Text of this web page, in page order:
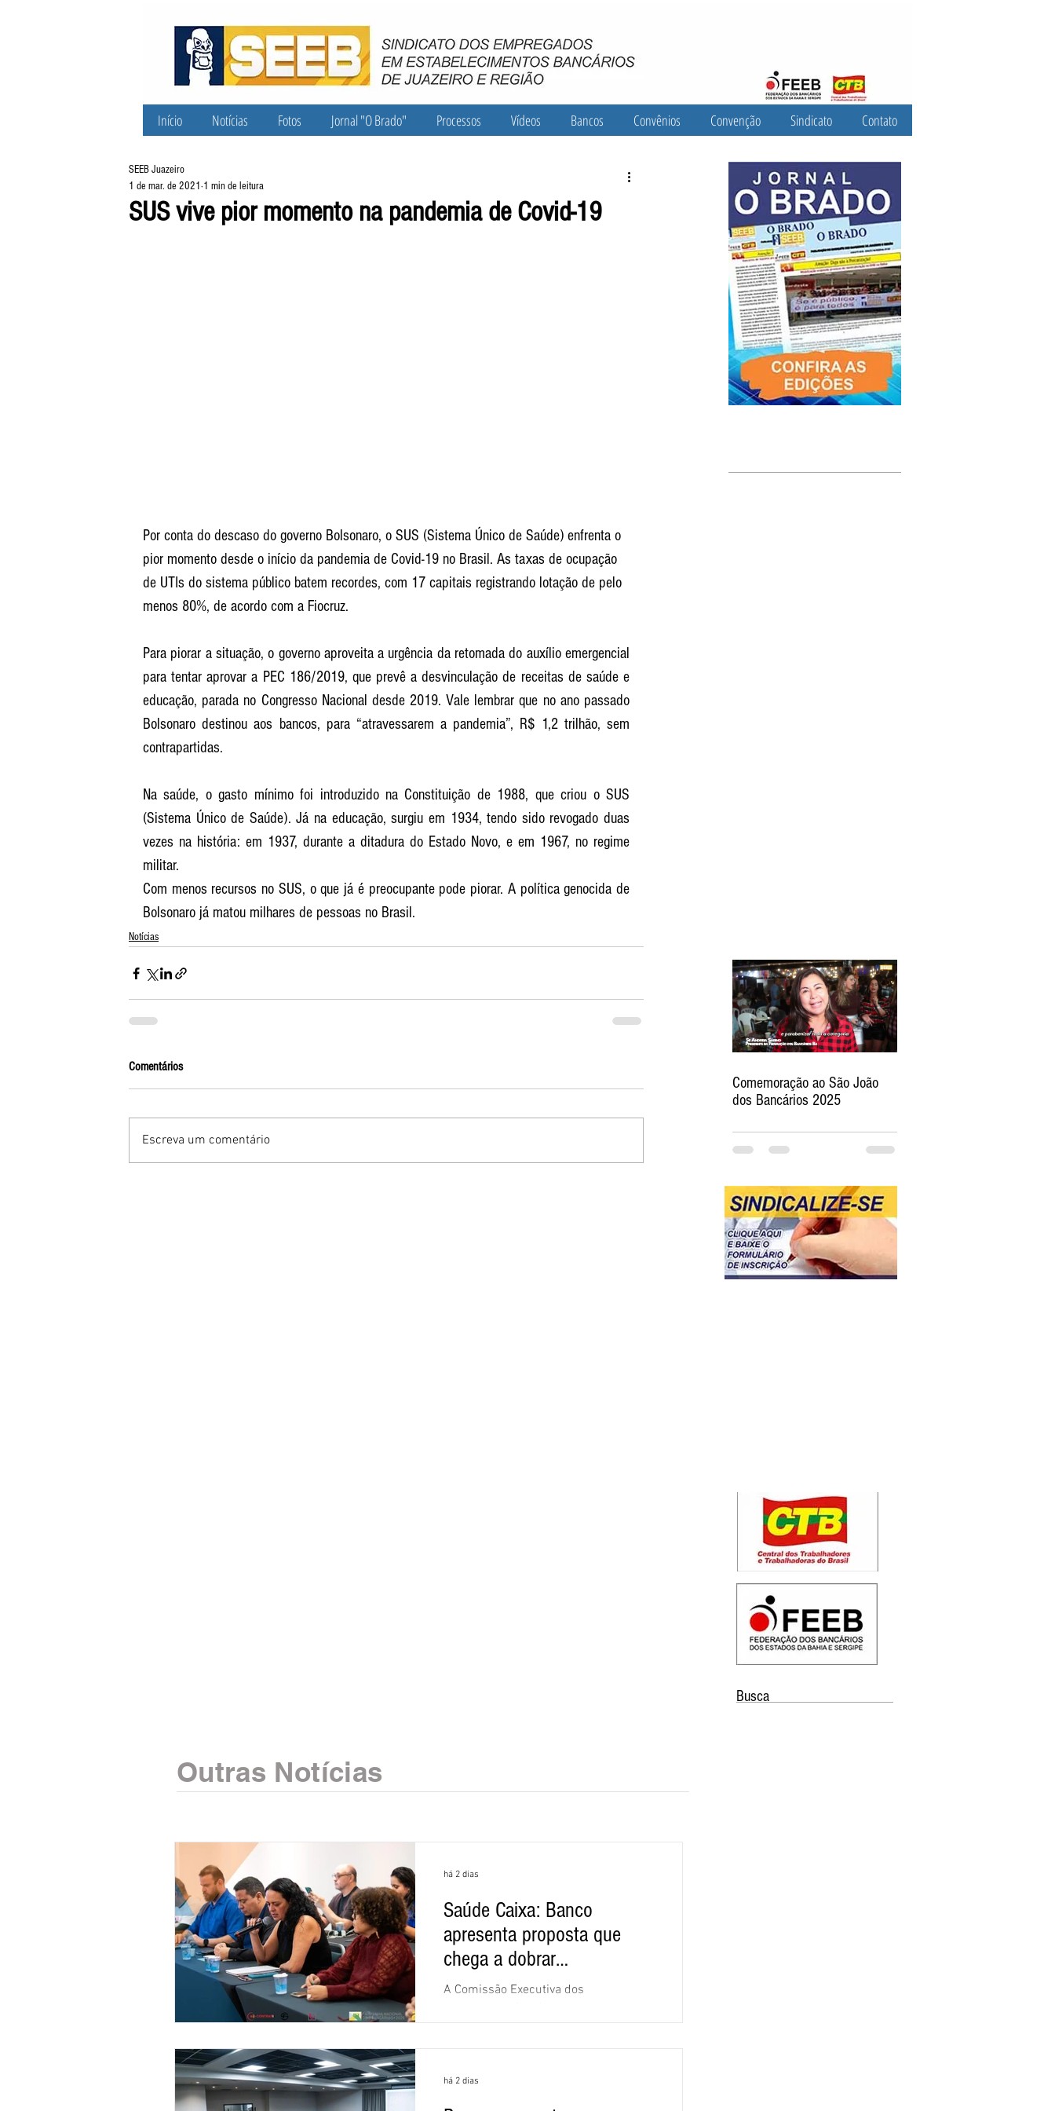
Início Notícias Fotos Jornal "O Brado" Processos Vídeos Bancos Convênios Convenção Sindicato Contato
SUS vive pior momento na pandemia de Covid-19
SEEB Juazeiro
1 de mar. de 2021 1 min de leitura
Por conta do descaso do governo Bolsonaro, o SUS (Sistema Único de Saúde) enfrenta o
pior momento desde o início da pandemia de Covid-19 no Brasil. As taxas de ocupação
de UTIs do sistema público batem recordes, com 17 capitais registrando lotação de pelo
menos 80%, de acordo com a Fiocruz.
Para piorar a situação, o governo aproveita a urgência da retomada do auxílio emergencial
para tentar aprovar a PEC 186/2019, que prevê a desvinculação de receitas de saúde e
educação, parada no Congresso Nacional desde 2019. Vale lembrar que no ano passado
Bolsonaro destinou aos bancos, para “atravessarem a pandemia”, R$ 1,2 trilhão, sem
contrapartidas.
Na saúde, o gasto mínimo foi introduzido na Constituição de 1988, que criou o SUS
(Sistema Único de Saúde). Já na educação, surgiu em 1934, tendo sido revogado duas
vezes na história: em 1937, durante a ditadura do Estado Novo, e em 1967, no regime
militar.
Com menos recursos no SUS, o que já é preocupante pode piorar. A política genocida de
Bolsonaro já matou milhares de pessoas no Brasil.
Notícias
Comentários
Escreva um comentário
Comemoração ao São João
dos Bancários 2025
Busca
Outras Notícias
Saúde Caixa: Banco
apresenta proposta que
chega a dobrar
mensalidade
A Comissão Executiva dos
recusou a proposta apresentada pelo
banco para o custeio do Saúde Caixa,
rodada de negociações específicas da
há 2 dias
há 2 dias